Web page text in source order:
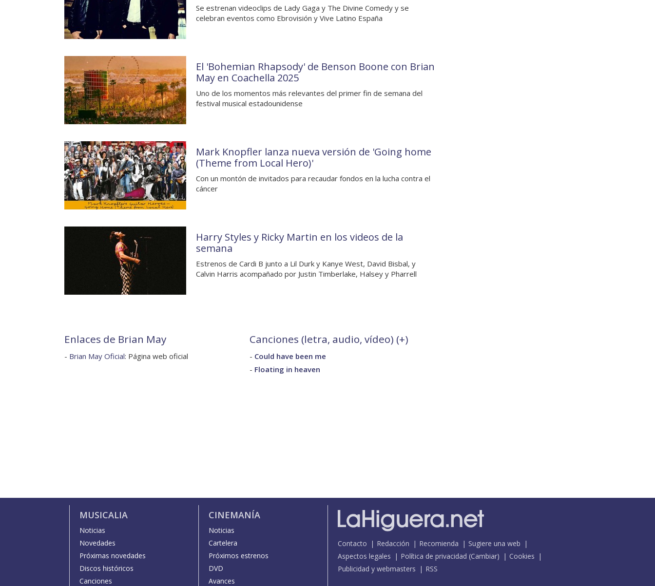
Se estrenan videoclips de Lady Gaga y The Divine Comedy y se
celebran eventos como Ebrovisión y Vive Latino España
El 'Bohemian Rhapsody' de Benson Boone con Brian
May en Coachella 2025
Uno de los momentos más relevantes del primer fin de semana del
festival musical estadounidense
Mark Knopfler lanza nueva versión de 'Going home
(Theme from Local Hero)'
Con un montón de invitados para recaudar fondos en la lucha contra el
cáncer
Harry Styles y Ricky Martin en los videos de la
semana
Estrenos de Cardi B junto a Lil Durk y Kanye West, David Bisbal, y
Calvin Harris acompañado por Justin Timberlake, Halsey y Pharrell
Enlaces de Brian May
- Brian May Oficial: Página web oficial
Canciones (letra, audio, vídeo) (+)
- Could have been me
- Floating in heaven
MUSICALIA
Noticias
Novedades
Próximas novedades
Discos históricos
Canciones
CINEMANÍA
Noticias
Cartelera
Próximos estrenos
DVD
Avances
Contacto Redacción Recomienda
Sugiere una web
Aspectos legales
Política de privacidad (Cambiar)
Cookies
Publicidad y webmasters
RSS